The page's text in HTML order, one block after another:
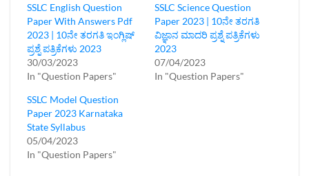
SSLC English Question
Paper With Answers Pdf
2023 | 10ನೇ ತರಗತಿ ಇಂಗ್ಲಿಷ್‌
ಪ್ರಶ್ನೆ ಪತ್ರಿಕೆಗಳು 2023
30/03/2023
In "Question Papers"
SSLC Science Question
Paper 2023 | 10ನೇ ತರಗತಿ
ವಿಜ್ಞಾನ ಮಾದರಿ ಪ್ರಶ್ನೆ ಪತ್ರಿಕೆಗಳು
2023
07/04/2023
In "Question Papers"
SSLC Model Question
Paper 2023 Karnataka
State Syllabus
05/04/2023
In "Question Papers"